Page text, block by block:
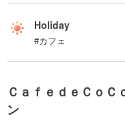
Holiday
#カフェ
ＣａｆｅｄｅＣｏＣ
ン